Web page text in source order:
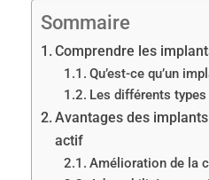
Sommaire
Comprendre les
Qu’est-ce qu’un
Les différents
Avantages des
actif
Amélioration de la